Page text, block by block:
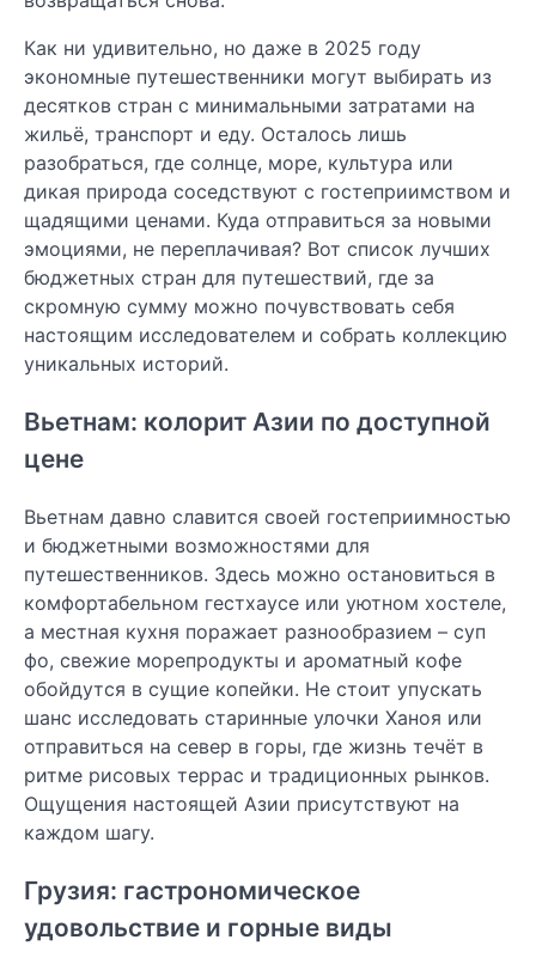
Как ни удивительно, но даже в 2025 году
экономные путешественники могут выбирать из
десятков стран с минимальными затратами на
жильё, транспорт и еду. Осталось лишь
разобраться, где солнце, море, культура или
дикая природа соседствуют с гостеприимством и
щадящими ценами. Куда отправиться за новыми
эмоциями, не переплачивая? Вот список лучших
бюджетных стран для путешествий, где за
скромную сумму можно почувствовать себя
настоящим исследователем и собрать коллекцию
уникальных историй.
Вьетнам: колорит Азии по доступной
цене
Вьетнам давно славится своей гостеприимностью
и бюджетными возможностями для
путешественников. Здесь можно остановиться в
комфортабельном гестхаусе или уютном хостеле,
а местная кухня поражает разнообразием – суп
фо, свежие морепродукты и ароматный кофе
обойдутся в сущие копейки. Не стоит упускать
шанс исследовать старинные улочки Ханоя или
отправиться на север в горы, где жизнь течёт в
ритме рисовых террас и традиционных рынков.
Ощущения настоящей Азии присутствуют на
каждом шагу.
Грузия: гастрономическое
удовольствие и горные виды